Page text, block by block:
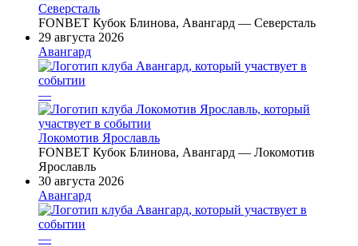
Северсталь
FONBET Кубок Блинова, Авангард — Северсталь
29 августа 2026
Авангард
—
Локомотив Ярославль
FONBET Кубок Блинова, Авангард — Локомотив
Ярославль
30 августа 2026
Авангард
—